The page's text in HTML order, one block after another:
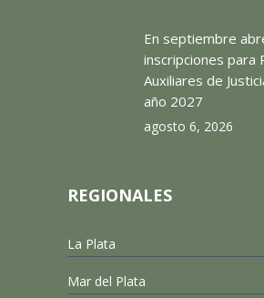
En septiembre
inscripciones para
Auxiliares de
año 2027
agosto 6, 2026
REGIONALES
La Plata
Mar del Plata